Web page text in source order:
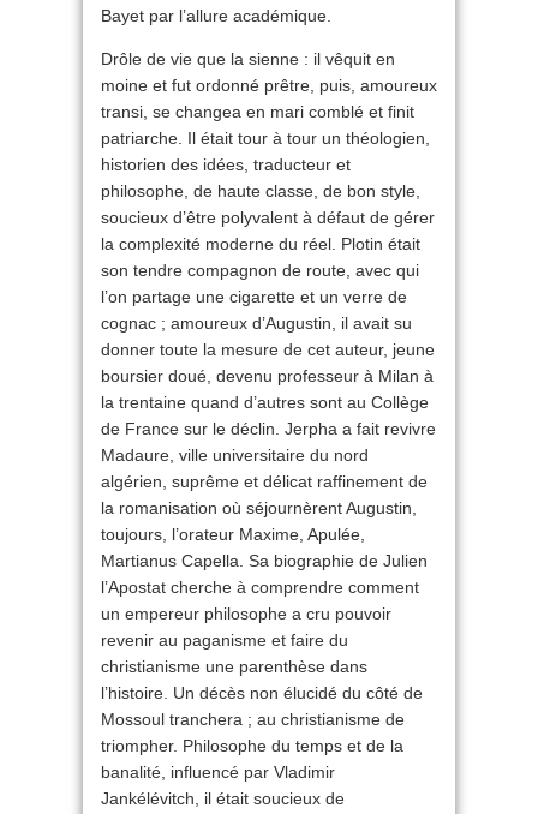
Bayet par l’allure académique.
Drôle de vie que la sienne : il vêquit en
moine et fut ordonné prêtre, puis, amoureux
transi, se changea en mari comblé et finit
patriarche. Il était tour à tour un théologien,
historien des idées, traducteur et
philosophe, de haute classe, de bon style,
soucieux d’être polyvalent à défaut de gérer
la complexité moderne du réel. Plotin était
son tendre compagnon de route, avec qui
l’on partage une cigarette et un verre de
cognac ; amoureux d’Augustin, il avait su
donner toute la mesure de cet auteur, jeune
boursier doué, devenu professeur à Milan à
la trentaine quand d’autres sont au Collège
de France sur le déclin. Jerpha a fait revivre
Madaure, ville universitaire du nord
algérien, suprême et délicat raffinement de
la romanisation où séjournèrent Augustin,
toujours, l’orateur Maxime, Apulée,
Martianus Capella. Sa biographie de Julien
l’Apostat cherche à comprendre comment
un empereur philosophe a cru pouvoir
revenir au paganisme et faire du
christianisme une parenthèse dans
l’histoire. Un décès non élucidé du côté de
Mossoul tranchera ; au christianisme de
triompher. Philosophe du temps et de la
banalité, influencé par Vladimir
Jankélévitch, il était soucieux de